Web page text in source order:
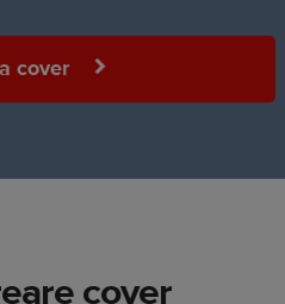
cover
cover